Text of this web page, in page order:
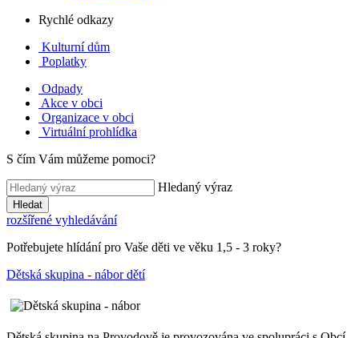
Rychlé odkazy
Kulturní dům
Poplatky
Odpady
Akce v obci
Organizace v obci
Virtuální prohlídka
S čím Vám můžeme pomoci?
Hledaný výraz
Hledat
rozšířené vyhledávání
Potřebujete hlídání pro Vaše děti ve věku 1,5 - 3 roky?
Dětská skupina - nábor dětí